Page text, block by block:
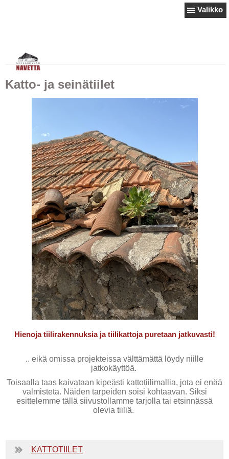
Valikko
Katto- ja seinätiilet
Hienoja tiilirakennuksia ja tiilikattoja puretaan jatkuvasti!
.. eikä omissa projekteissa välttämättä löydy niille
jatkokäyttöä.
Toisaalla taas kaivataan kipeästi kattotiilimallia, jota ei enää
valmisteta. Näiden tarpeiden soisi kohtaavan. Siksi
esittelemme tällä siivustollamme tarjolla tai etsinnässä
olevia tiiliä.
KATTOTIILET